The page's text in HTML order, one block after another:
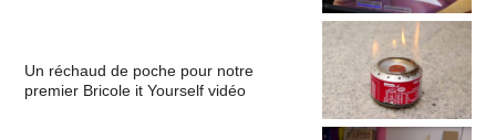
Un réchaud de poche pour notre
premier Bricole it Yourself vidéo